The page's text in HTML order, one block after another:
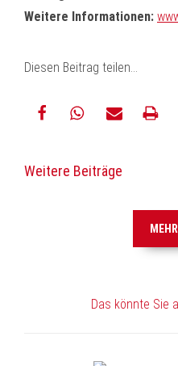
Weitere Informationen:
Diesen Beitrag teilen...
Mail
Weitere Beiträge
Das könnte Sie